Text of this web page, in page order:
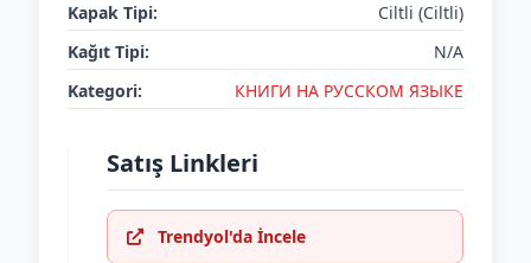
Kapak Tipi:
Ciltli (Ciltli)
Kağıt Tipi:
N/A
Kategori:
КНИГИ НА РУССКОМ ЯЗЫКЕ
Satış Linkleri
Trendyol'da İncele